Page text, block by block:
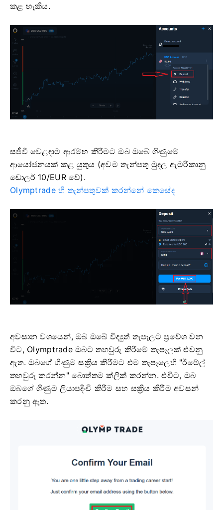
කළ හැකිය.
සජීවී වෙළඳාම ආරම්භ කිරීමට ඔබ ඔබේ ගිණුමේ
ආයෝජනයක් කළ යුතුය (අවම තැන්පතු මුදල ඇමරිකානු
ඩොලර් 10/EUR වේ).
Olymptrade හි තැන්පතුවක් කරන්නේ කෙසේද
අවසාන වශයෙන්, ඔබ ඔබේ විද්‍යුත් තැපෑලට ප්‍රවේශ වන
විට, Olymptrade ඔබට තහවුරු කිරීමේ තැපෑලක් එවනු
ඇත. ඔබගේ ගිණුම සක්‍රිය කිරීමට එම තැපෑලෙහි "ඊමේල්
තහවුරු කරන්න" බොත්තම ක්ලික් කරන්න. එවිට, ඔබ
ඔබගේ ගිණුම ලියාපදිංචි කිරීම සහ සක්‍රිය කිරීම අවසන්
කරනු ඇත.